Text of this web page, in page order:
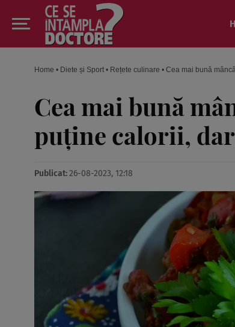
Home • Diete și Sport • Rețete culinare • Cea mai bună
Cea mai bună
puține calorii,
Publicat:26-08-2023, 12:18